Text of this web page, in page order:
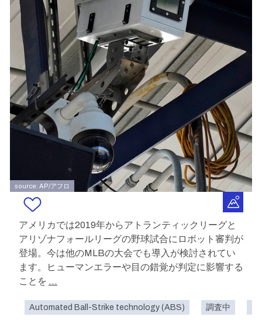
source: AP/アフロ
アメリカでは2019年からアトランティックリーグと
アリゾナフォールリーグの野球試合にロボット審判が
登場。今は他のMLBの大会でも導入が検討されてい
ます。ヒューマンエラーや目の錯覚が判定に影響する
ことを ...
Automated Ball-Strike technology (ABS) 調査中